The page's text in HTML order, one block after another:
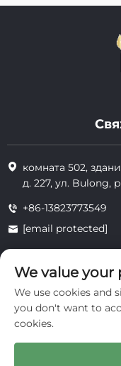
комната 502,
д. 227, ул. Bulong,
+86-13823773549
[email protected]
Все права защищены ©
We value your
We use cookies and
you don't want to
cookies.